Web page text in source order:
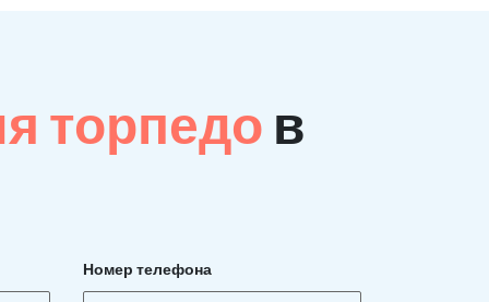
торпедо в
Номер телефона